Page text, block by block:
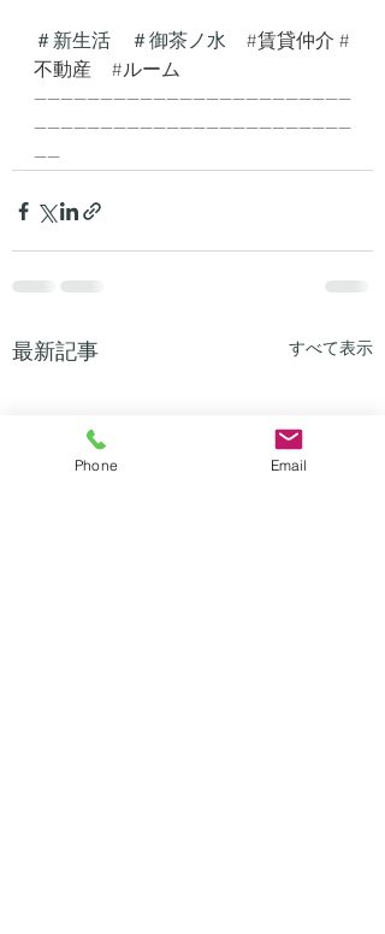
＃新生活　＃御茶ノ水 #賃貸仲介 #
不動産
#ルーム
------------------------------------------------
------------------------------------------------
----
最新記事 すべて表示
Phone Email